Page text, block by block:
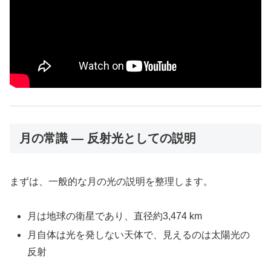
月の常識 ― 反射光としての説明
まずは、一般的な月の光の説明を整理します。
月は地球の衛星であり、直径約3,474 km
月自体は光を発しない天体で、見えるのは太陽光の
反射